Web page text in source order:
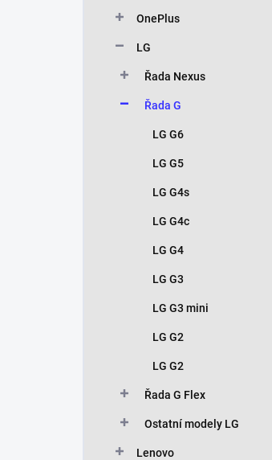
OnePlus
LG
Řada Nexus
Řada G
LG G6
LG G5
LG G4s
LG G4c
LG G4
LG G3
LG G3 mini
LG G2
LG G2
Řada G Flex
Ostatní modely LG
Lenovo